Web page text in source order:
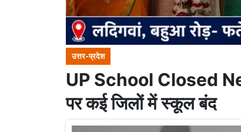
उत्तर-प्रदेश
UP School Closed
पर कई जिलों में स्कूल बंद